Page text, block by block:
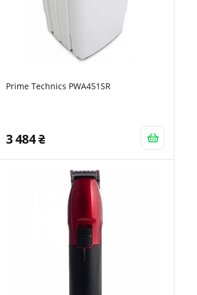
Prime Technics PWA451SR
3 484